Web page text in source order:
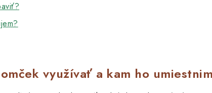
využívať a kam ho